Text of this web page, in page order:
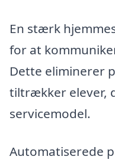
En stærk
for at
Dette eliminerer
tiltrækker elever,
servicemodel.
Automatiserede